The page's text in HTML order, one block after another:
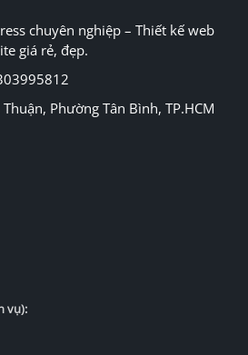
chuyên nghiệp – Thiết kế web
giá rẻ, đẹp.
Phường Tân Bình, TP.HCM
vụ):